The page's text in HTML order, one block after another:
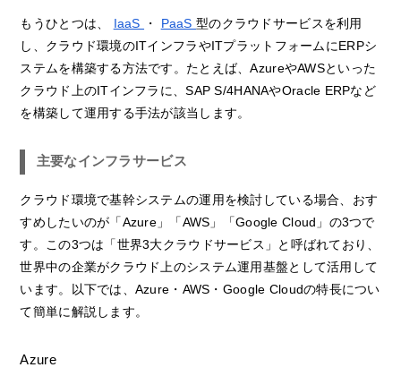
もうひとつは、 IaaS ・ PaaS型のクラウドサービスを利用
し、クラウド環境のITインフラやITプラットフォームにERPシ
ステムを構築する方法です。たとえば、AzureやAWSといった
クラウド上のITインフラに、SAP S/4HANAやOracle ERPなど
を構築して運用する手法が該当します。
主要なインフラサービス
クラウド環境で基幹システムの運用を検討している場合、おす
すめしたいのが「Azure」「AWS」「Google Cloud」の3つで
す。この3つは「世界3大クラウドサービス」と呼ばれており、
世界中の企業がクラウド上のシステム運用基盤として活用して
います。以下では、Azure・AWS・Google Cloudの特長につい
て簡単に解説します。
Azure